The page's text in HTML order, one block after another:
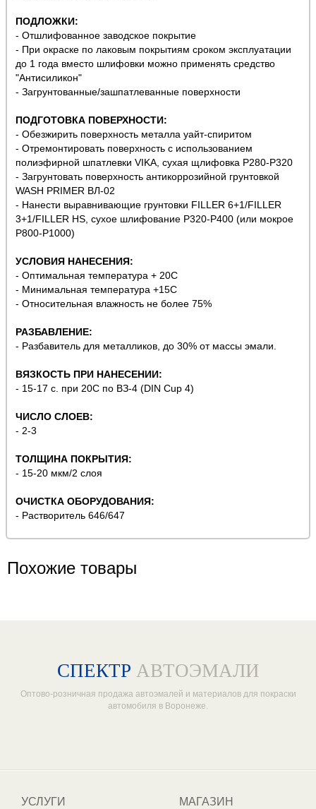
ПОДЛОЖКИ:
- Отшлифованное заводское покрытие
- При окраске по лаковым покрытиям сроком эксплуатации
до 1 года вместо шлифовки можно применять средство
"Антисиликон"
- Загрунтованные/зашпатлеванные поверхности
ПОДГОТОВКА ПОВЕРХНОСТИ:
- Обезжирить поверхность металла уайт-спиритом
- Отремонтировать поверхность с использованием
полиэфирной шпатлевки VIKA, сухая щлифовка P280-P320
- Загрунтовать поверхность антикоррозийной грунтовкой
WASH PRIMER ВЛ-02
- Нанести выравнивающие грунтовки FILLER 6+1/FILLER
3+1/FILLER HS, сухое шлифование P320-P400 (или мокрое
Р800-Р1000)
УСЛОВИЯ НАНЕСЕНИЯ:
- Оптимальная температура + 20С
- Минимальная температура +15С
- Относительная влажность не более 75%
РАЗБАВЛЕНИЕ:
- Разбавитель для металликов, до 30% от массы эмали.
ВЯЗКОСТЬ ПРИ НАНЕСЕНИИ:
- 15-17 с. при 20С по ВЗ-4 (DIN Cup 4)
ЧИСЛО СЛОЕВ:
- 2-3
ТОЛЩИНА ПОКРЫТИЯ:
- 15-20 мкм/2 слоя
ОЧИСТКА ОБОРУДОВАНИЯ:
- Растворитель 646/647
Похожие товары
СПЕКТР АВТОЭМАЛИ
Оптово-розничная продажа автоэмалей и материалов для покраски
автомобиля в Воронеже.
УСЛУГИ МАГАЗИН